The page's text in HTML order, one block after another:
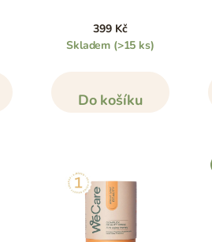
399 Kč
Skladem (>15 ks)
Do košíku